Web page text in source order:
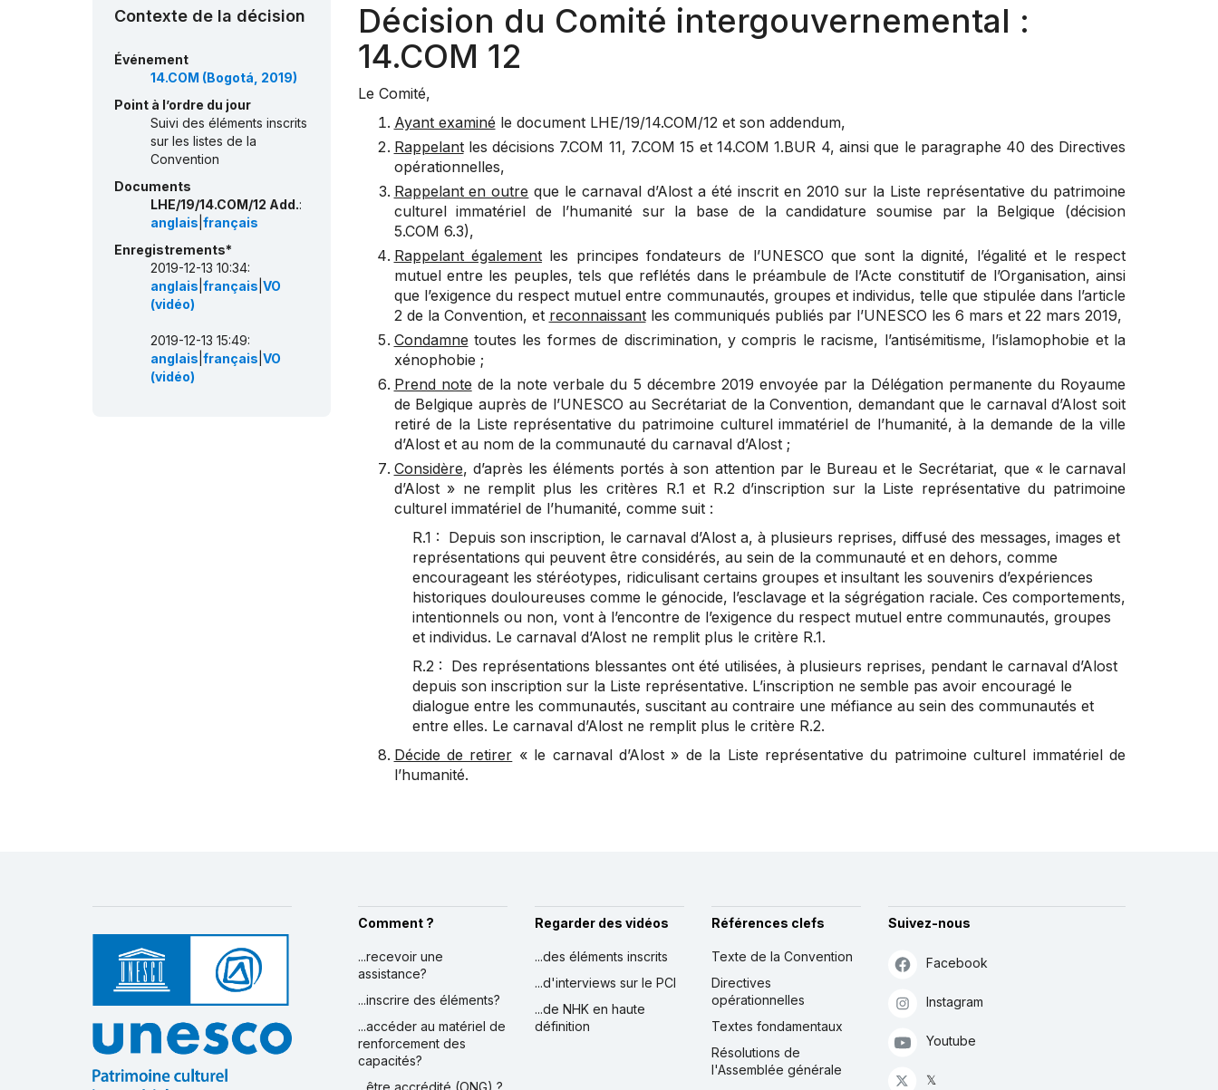
Contexte de la décision
Événement
14.COM (Bogotá, 2019)
Point à l’ordre du jour
Suivi des éléments inscrits
sur les listes de la
Convention
Documents
LHE/19/14.COM/12 Add.:
anglais français
Enregistrements*
2019-12-13 10:34:
anglais français VO
(vidéo)
2019-12-13 15:49:
anglais français VO
(vidéo)
Décision du Comité intergouvernemental :
14.COM 12
Le Comité,
Ayant examiné le document LHE/19/14.COM/12 et son addendum,
Rappelantles décisions 7.COM 11, 7.COM 15 et14.COM 1.BUR 4, ainsi que le paragraphe 40 des Directives
opérationnelles,
Rappelant en outre que le carnaval d’Alost a été inscrit en 2010 sur la Liste représentative du patrimoine
culturel immatériel de l’humanité sur la base de la candidature soumise par la Belgique (décision
5.COM 6.3),
Rappelant égalementles principes fondateurs de l’UNESCO que sont la dignité, l’égalité et le respect
mutuel entre les peuples, tels que reflétés dans le préambule de l’Acte constitutif de l’Organisation, ainsi
que l’exigence du respect mutuel entre communautés, groupes et individus, telle que stipulée dans l’article
2 de la Convention, et reconnaissantles communiqués publiés par l’UNESCO les 6 mars et 22 mars 2019,
Condamne toutes les formes de discrimination, y compris le racisme, l’antisémitisme, l’islamophobie et la
xénophobie ;
Prend note de la note verbale du 5 décembre 2019 envoyée par la Délégation permanente du Royaume
de Belgique auprès de l’UNESCO au Secrétariat de la Convention, demandant que le carnaval d’Alost soit
retiré de la Liste représentative du patrimoine culturel immatériel de l’humanité, à la demande de la ville
d’Alost et au nom de la communauté du carnaval d’Alost ;
Considère, d’après les éléments portés à son attention par le Bureau et le Secrétariat, que « le carnaval
d’Alost » ne remplit plus les critères R.1 et R.2 d’inscription sur la Liste représentative du patrimoine
culturel immatériel de l’humanité, comme suit :
R.1 : Depuis son inscription, le carnaval d’Alost a, à plusieurs reprises, diffusé des messages, images et
représentations qui peuvent être considérés, au sein de la communauté et en dehors, comme
encourageant les stéréotypes, ridiculisant certains groupes et insultant les souvenirs d’expériences
historiques douloureuses comme le génocide, l’esclavage et la ségrégation raciale. Ces comportements,
intentionnels ou non, vont à l’encontre de l’exigence du respect mutuel entre communautés, groupes
et individus. Le carnaval d’Alost ne remplit plus le critère R.1.
R.2 : Des représentations blessantes ont été utilisées, à plusieurs reprises, pendant le carnaval d’Alost
depuis son inscription sur la Liste représentative. L’inscription ne semble pas avoir encouragé le
dialogue entre les communautés, suscitant au contraire une méfiance au sein des communautés et
entre elles. Le carnaval d’Alost ne remplit plus le critère R.2.
Décide de retirer « le carnaval d’Alost » de la Liste représentative du patrimoine culturel immatériel de
l’humanité.
Comment ?
...recevoir une
assistance?
...inscrire des éléments?
...accéder au matériel de
renforcement des
capacités?
Regarder des vidéos
...des éléments inscrits
...d'interviews sur le PCI
...de NHK en haute
définition
Références clefs
Texte de la Convention
Directives
opérationnelles
Textes fondamentaux
Résolutions de
l'Assemblée générale
Suivez-nous
Facebook
Instagram
Youtube
𝕏